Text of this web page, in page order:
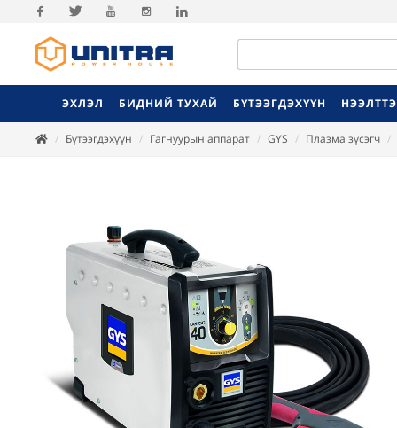
Facebook
ЭХЛЭЛ БИДНИЙ ТУХАЙ БҮТЭЭГДЭХҮҮН
Бүтээгдэхүүн Гагнуурын аппарат GYS Плазма зүсэгч